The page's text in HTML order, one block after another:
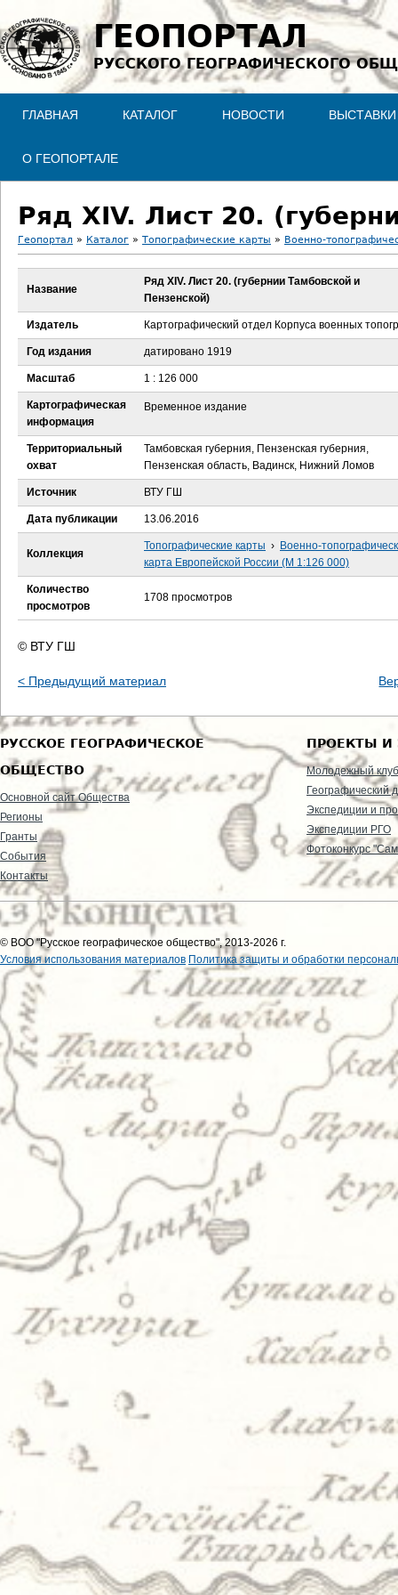
Jump to navigation
ГЕОПОРТАЛ
РУССКОГО ГЕОГРАФИЧЕСКОГО
ГЛАВНАЯ КАТАЛОГ НОВОСТИ ВЫСТАВКИ
О ГЕОПОРТАЛЕ
Ряд XIV. Лист 20.
В
з
д
е
с
ь
Геопортал » Каталог » Топографические карты » Военно-
Название
Ряд XIV. Лист 20. (губернии Тамбовской и
Пензенской)
Издатель Картографический отдел Корпуса военных
Год издания датировано 1919
Масштаб 1 : 126 000
Картографическая
информация
Временное издание
Территориальный
охват
Тамбовская губерния, Пензенская губерния,
Пензенская область, Вадинск, Нижний Ломов
Источник ВТУ ГШ
Дата публикации 13.06.2016
Коллекция
Топографические карты › Военно-
карта Европейской России (М 1:126 000)
Количество
просмотров
1708 просмотров
© ВТУ ГШ
< Предыдущий материал
РУССКОЕ ГЕОГРАФИЧЕСКОЕ
ОБЩЕСТВО
Основной сайт Общества
Регионы
Гранты
События
Контакты
ПРОЕКТЫ И
Молодежный клуб
Географический
Экспедиции и
Экспедиции РГО
Фотоконкурс
© ВОО "Русское географическое общество", 2013-2026 г.
Условия использования материалов Политика защиты и обработки